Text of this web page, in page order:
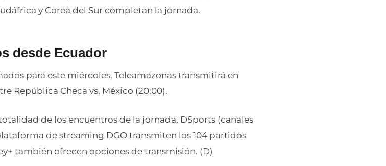
y Corea del Sur completan la jornada.
desde Ecuador
para este miércoles, Teleamazonas transmitirá en
República Checa vs. México (20:00).
de los encuentros de la jornada, DSports (canales
plataforma de streaming DGO transmiten los 104 partidos
también ofrecen opciones de transmisión. (D)